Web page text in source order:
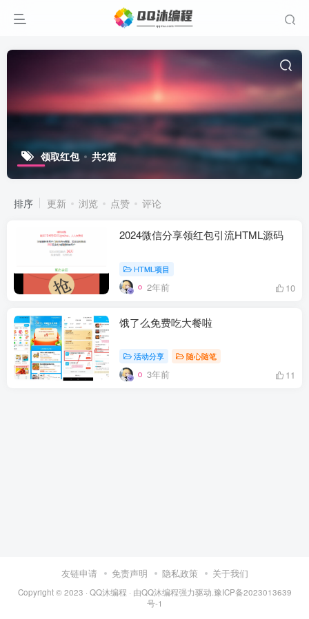
领取红包 共2篇
排序 更新 浏览 点赞 评论
2024微信分享领红包引流HTML源码
HTML项目
2年前 10
饿了么免费吃大餐啦
活动分享 随心随笔
3年前 11
友链申请 免责声明 隐私政策 关于我们
Copyright © 2023 · QQ沐编程 · 由QQ沐编程强力驱动. 豫ICP备2023013639
号-1